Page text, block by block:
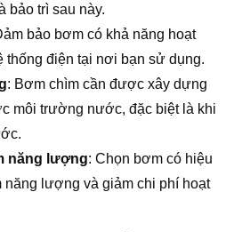
bảo trì sau này.
bảo bơm có khả năng hoạt
thống điện tại nơi bạn sử dụng.
: Bơm chìm cần được xây dựng
môi trường nước, đặc biệt là khi
năng lượng: Chọn bơm có hiệu
năng lượng và giảm chi phí hoạt